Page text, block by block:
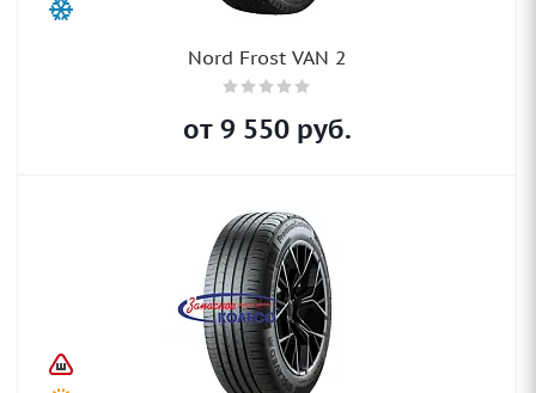
Nord Frost VAN 2
от 9 550руб.